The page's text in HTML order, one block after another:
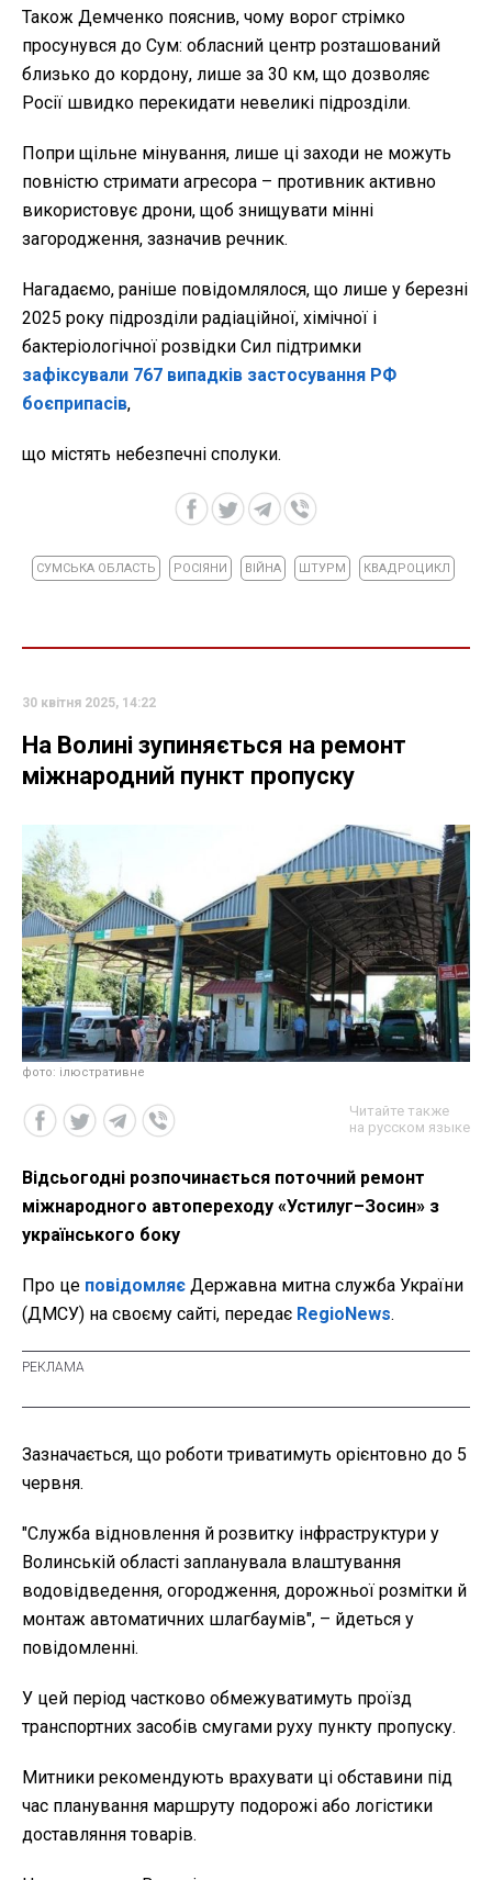
Також Демченко пояснив, чому ворог стрімко
просунувся до Сум: обласний центр розташований
близько до кордону, лише за 30 км, що дозволяє
Росії швидко перекидати невеликі підрозділи.
Попри щільне мінування, лише ці заходи не можуть
повністю стримати агресора – противник активно
використовує дрони, щоб знищувати мінні
загородження, зазначив речник.
Нагадаємо, раніше повідомлялося, що лише у березні
2025 року підрозділи радіаційної, хімічної і
бактеріологічної розвідки Сил підтримки
зафіксували 767 випадків застосування РФ
боєприпасів,
що містять небезпечні сполуки.
СУМСЬКА ОБЛАСТЬ РОСІЯНИ ВІЙНА ШТУРМ КВАДРОЦИКЛ
30 квітня 2025, 14:22
На Волині зупиняється на ремонт
міжнародний пункт пропуску
фото: ілюстративне
Читайте также
на русском языке
Відсьогодні розпочинається поточний ремонт
міжнародного автопереходу «Устилуг–Зосин» з
українського боку
Про це повідомляє Державна митна служба України
(ДМСУ) на своєму сайті, передає RegioNews.
Зазначається, що роботи триватимуть орієнтовно до 5
червня.
"Служба відновлення й розвитку інфраструктури у
Волинській області запланувала влаштування
водовідведення, огородження, дорожньої розмітки й
монтаж автоматичних шлагбаумів", – йдеться у
повідомленні.
У цей період частково обмежуватимуть проїзд
транспортних засобів смугами руху пункту пропуску.
Митники рекомендують врахувати ці обставини під
час планування маршруту подорожі або логістики
доставляння товарів.